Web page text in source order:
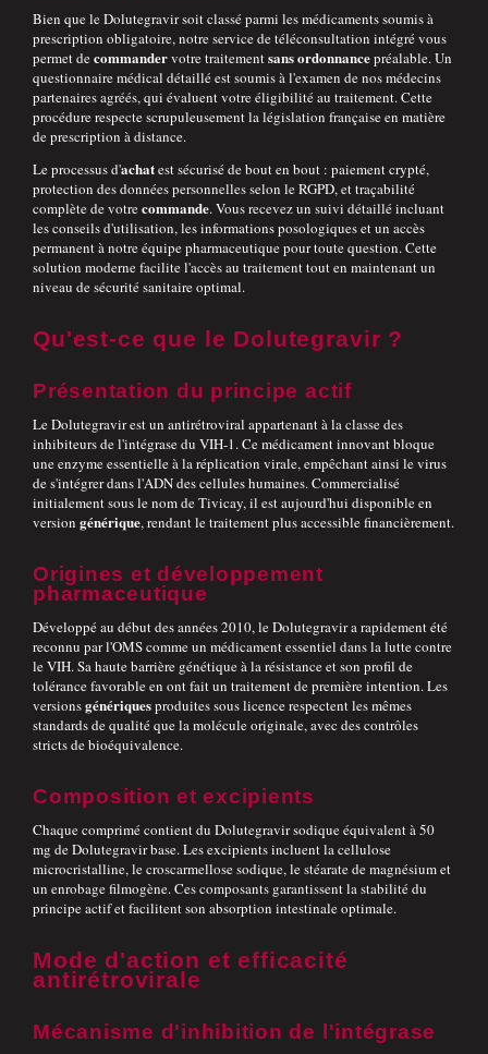
Bien que le Dolutegravir soit classé parmi les médicaments soumis à
prescription obligatoire, notre service de téléconsultation intégré vous
permet decommandervotre traitementsans ordonnancepréalable. Un
questionnaire médical détaillé est soumis à l'examen de nos médecins
partenaires agréés, qui évaluent votre éligibilité au traitement. Cette
procédure respecte scrupuleusement la législation française en matière
de prescription à distance.
Le processus d'achatest sécurisé de bout en bout : paiement crypté,
protection des données personnelles selon le RGPD, et traçabilité
complète de votrecommande. Vous recevez un suivi détaillé incluant
les conseils d'utilisation, les informations posologiques et un accès
permanent à notre équipe pharmaceutique pour toute question. Cette
solution moderne facilite l'accès au traitement tout en maintenant un
niveau de sécurité sanitaire optimal.
Qu'est-ce que le Dolutegravir ?
Présentation du principe actif
Le Dolutegravir est un antirétroviral appartenant à la classe des
inhibiteurs de l'intégrase du VIH-1. Ce médicament innovant bloque
une enzyme essentielle à la réplication virale, empêchant ainsi le virus
de s'intégrer dans l'ADN des cellules humaines. Commercialisé
initialement sous le nom de Tivicay, il est aujourd'hui disponible en
version générique, rendant le traitement plus accessible financièrement.
Origines et développement
pharmaceutique
Développé au début des années 2010, le Dolutegravir a rapidement été
reconnu par l'OMS comme un médicament essentiel dans la lutte contre
le VIH. Sa haute barrière génétique à la résistance et son profil de
tolérance favorable en ont fait un traitement de première intention. Les
versionsgénériquesproduites sous licence respectent les mêmes
standards de qualité que la molécule originale, avec des contrôles
stricts de bioéquivalence.
Composition et excipients
Chaque comprimé contient du Dolutegravir sodique équivalent à 50
mg de Dolutegravir base. Les excipients incluent la cellulose
microcristalline, le croscarmellose sodique, le stéarate de magnésium et
un enrobage filmogène. Ces composants garantissent la stabilité du
principe actif et facilitent son absorption intestinale optimale.
Mode d'action et efficacité
antirétrovirale
Mécanisme d'inhibition de l'intégrase